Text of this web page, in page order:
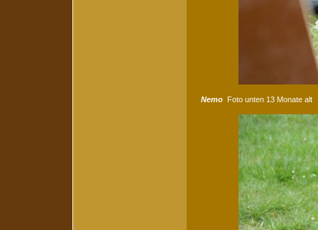
NemoFoto unten 13 Monate alt